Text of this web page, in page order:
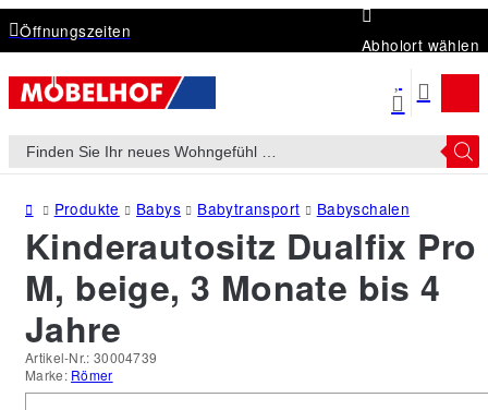
Öffnungszeiten
Abholort wählen
Products
search
Produkte Babys Babytransport Babyschalen
Kinderautositz Dualfix Pro
M, beige, 3 Monate bis 4
Jahre
Artikel-Nr.: 30004739
Marke: Römer